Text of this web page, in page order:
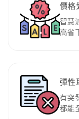
價格
智慧
高省
彈性
有突
都能